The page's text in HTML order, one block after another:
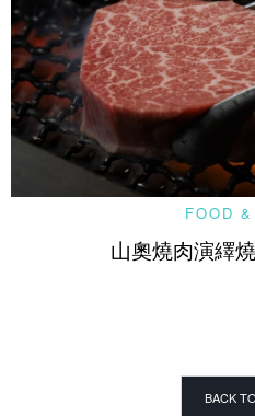
FOOD
山奧燒肉演繹
BACK